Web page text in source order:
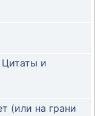
и
(или на грани